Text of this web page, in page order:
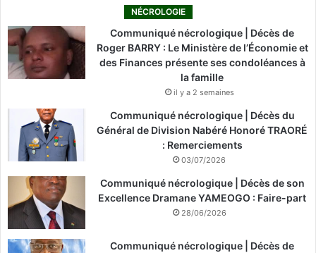
NÉCROLOGIE
Communiqué nécrologique | Décès de
Roger BARRY : Le Ministère de l’Économie et
des Finances présente ses condoléances à
la famille
il y a 2 semaines
Communiqué nécrologique | Décès du
Général de Division Nabéré Honoré TRAORÉ
: Remerciements
03/07/2026
Communiqué nécrologique | Décès de son
Excellence Dramane YAMEOGO : Faire-part
28/06/2026
Communiqué nécrologique | Décès de